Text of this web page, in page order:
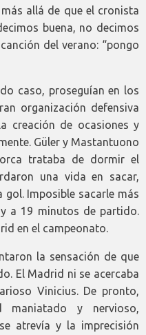
allá de que el cronista
buena, no decimos
del verano: “pongo
caso, proseguían en los
organización defensiva
creación de ocasiones y
Güler y Mastantuono
trataba de dormir el
una vida en sacar,
Imposible sacarle más
a 19 minutos de partido.
en el campeonato.
la sensación de que
El Madrid ni se acercaba
Vinicius. De pronto,
maniatado y nervioso,
atrevía y la imprecisión